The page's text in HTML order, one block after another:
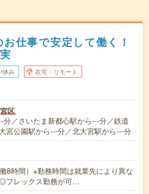
仕事で安定して働く！
休み 在宅・リモート
区
分／さいたま新都心駅から---分／鉄道
宮公園駅から---分／北大宮駅から---分
8時間）※勤務時間は就業先により異な
フレックス勤務が可…